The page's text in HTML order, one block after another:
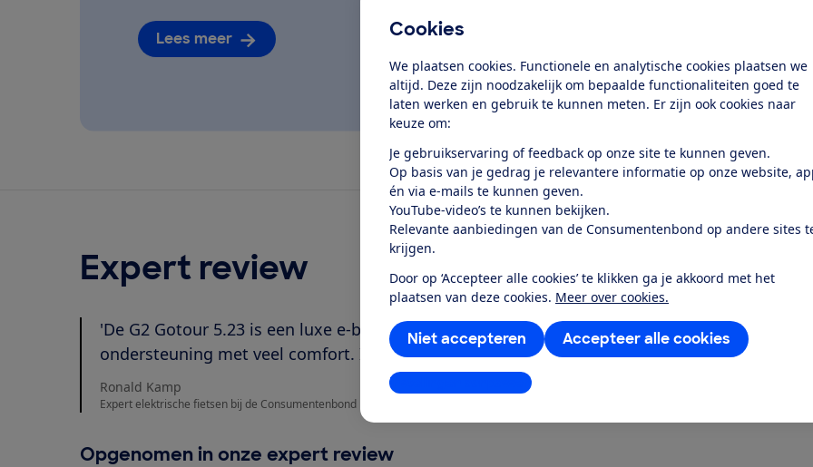
Cookies
We plaatsen cookies. Functionele en analytische cookies plaatsen we
altijd. Deze zijn noodzakelijk om bepaalde functionaliteiten goed te
laten werken en gebruik te kunnen meten. Er zijn ook cookies naar
keuze om:
Je gebruikservaring of feedback op onze site te kunnen geven.
Op basis van je gedrag je relevantere informatie op onze website,
én via e-mails te kunnen geven.
YouTube-video’s te kunnen bekijken.
Relevante aanbiedingen van de Consumentenbond op andere sites
krijgen.
Door op ‘Accepteer alle cookies’ te klikken ga je akkoord met het
plaatsen van deze cookies. Meer over cookies.
Accepteer alle cookies
Niet accepteren
Instellingen aanpassen
Lees meer
Expert review
'De G2 Gotour 5.23 is een luxe e-bike van Flyer. Hij combineert krachtige
ondersteuning met veel comfort. Is dit de ideale e-bike?'
Ronald Kamp
Expert elektrische fietsen bij de Consumentenbond
Opgenomen in onze expert review